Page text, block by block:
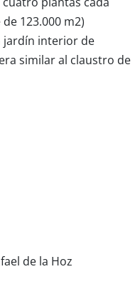
123.000 m2)
jardín interior de
similar al claustro de
de la Hoz